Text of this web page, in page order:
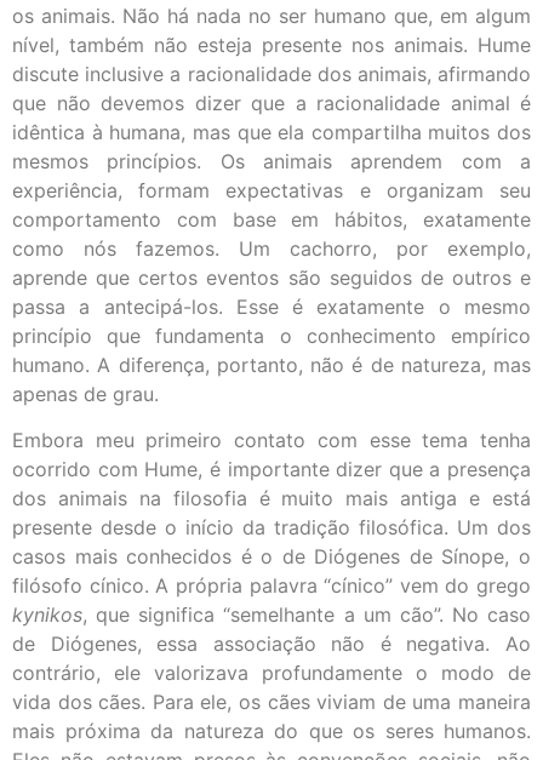
os animais. Não há nada no ser humano que, em algum
nível, também não esteja presente nos animais. Hume
discute inclusive a racionalidade dos animais, afirmando
que não devemos dizer que a racionalidade animal é
idêntica à humana, mas que ela compartilha muitos dos
mesmos princípios. Os animais aprendem com a
experiência, formam expectativas e organizam seu
comportamento com base em hábitos, exatamente
como nós fazemos. Um cachorro, por exemplo,
aprende que certos eventos são seguidos de outros e
passa a antecipá-los. Esse é exatamente o mesmo
princípio que fundamenta o conhecimento empírico
humano. A diferença, portanto, não é de natureza, mas
apenas de grau.
Embora meu primeiro contato com esse tema tenha
ocorrido com Hume, é importante dizer que a presença
dos animais na filosofia é muito mais antiga e está
presente desde o início da tradição filosófica. Um dos
casos mais conhecidos é o de Diógenes de Sínope, o
filósofo cínico. A própria palavra “cínico” vem do grego
kynikos, que significa “semelhante a um cão”. No caso
de Diógenes, essa associação não é negativa. Ao
contrário, ele valorizava profundamente o modo de
vida dos cães. Para ele, os cães viviam de uma maneira
mais próxima da natureza do que os seres humanos.